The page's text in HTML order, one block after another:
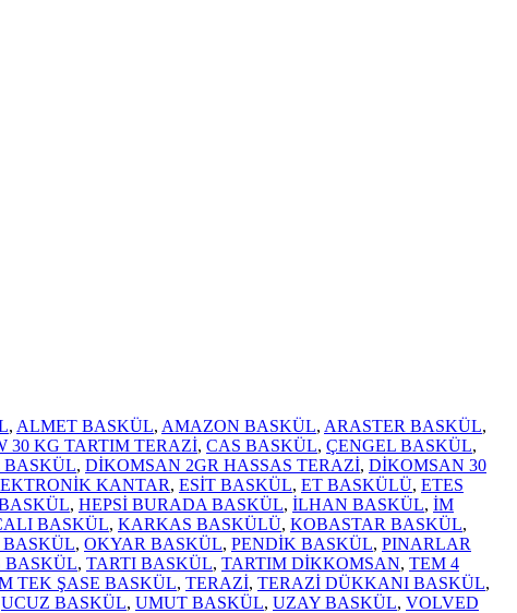
, ALMET BASKÜL, AMAZON BASKÜL, ARASTER BASKÜL,
30 KG TARTIM TERAZİ, CAS BASKÜL, ÇENGEL BASKÜL,
BASKÜL, DİKOMSAN 2GR HASSAS TERAZİ, DİKOMSAN 30
KANTAR, ESİT BASKÜL, ET BASKÜLÜ, ETES
, HEPSİ BURADA BASKÜL, İLHAN BASKÜL, İM
BASKÜL, KARKAS BASKÜLÜ, KOBASTAR BASKÜL,
BASKÜL, OKYAR BASKÜL, PENDİK BASKÜL, PINARLAR
BASKÜL, TARTI BASKÜL, TARTIM DİKKOMSAN, TEM 4
TEK ŞASE BASKÜL, TERAZİ, TERAZİ DÜKKANI BASKÜL,
UCUZ BASKÜL, UMUT BASKÜL, UZAY BASKÜL, VOLVED